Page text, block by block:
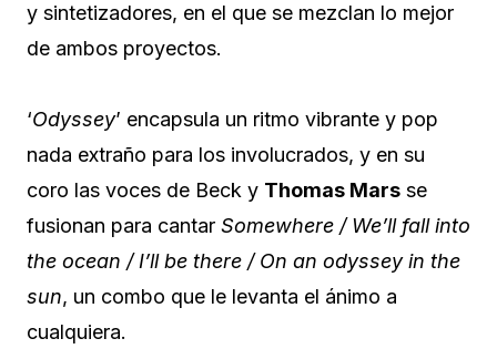
y sintetizadores, en el que se mezclan lo mejor
de ambos proyectos.
‘Odyssey’ encapsula un ritmo vibrante y pop
nada extraño para los involucrados, y en su
coro las voces de Beck y Thomas Mars se
fusionan para cantar Somewhere / We’ll fall into
the ocean / I’ll be there / On an odyssey in the
sun, un combo que le levanta el ánimo a
cualquiera.